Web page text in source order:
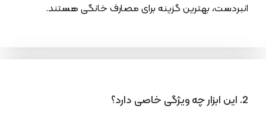
انبردست، بهترین گزینه برای مصارف خانگی هستند.
2. این ابزار چه ویژگی خاصی دارد؟